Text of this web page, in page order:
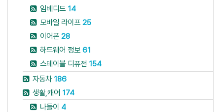
임베디드 14
모바일 라이프 25
이어폰 28
하드웨어 정보 61
스테이블 디퓨전 154
자동차 186
생활,캐어 174
나들이 4